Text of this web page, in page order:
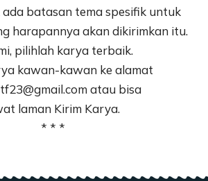
ada batasan tema spesifik untuk
harapannya akan dikirimkan itu.
pilihlah karya terbaik.
kawan-kawan ke alamat
atau bisa
laman Kirim Karya.
* * *